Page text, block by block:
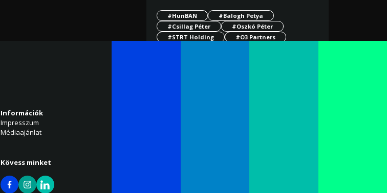
#HunBAN
#Balogh Petya
#Csillag Péter
#Oszkó Péter
#STRT Holding
#O3 Partners
Információk
Impresszum
Médiaajánlat
Kövess minket